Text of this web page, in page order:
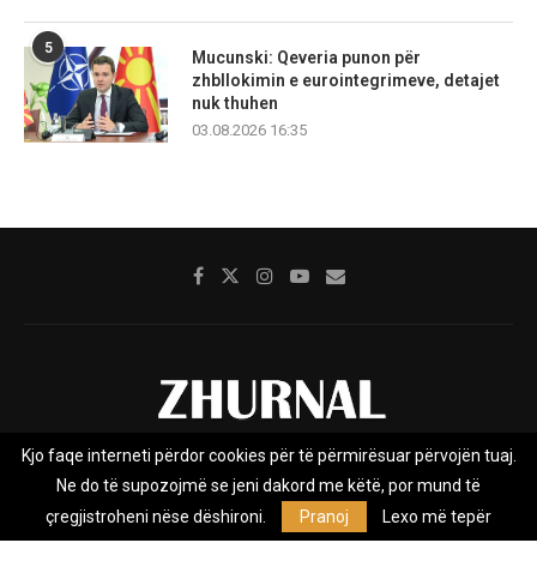
5
Mucunski: Qeveria punon për
zhbllokimin e eurointegrimeve, detajet
nuk thuhen
03.08.2026 16:35
Rreth nesh Impresumi Marketing
Privacy Policy
Zhurnal.mk është Agjenci e Lajmeve e pavarur, e themeluar në vitin
Kjo faqe interneti përdor cookies për të përmirësuar përvojën tuaj.
Ne do të supozojmë se jeni dakord me këtë, por mund të
çregjistroheni nëse dëshironi.
Pranoj Lexo më tepër